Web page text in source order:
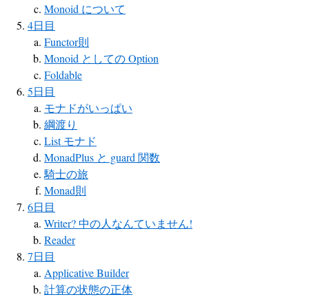
Monoid について
4日目
Functor則
Monoid としての Option
Foldable
5日目
モナドがいっぱい
綱渡り
List モナド
MonadPlus と guard 関数
騎士の旅
Monad則
6日目
Writer? 中の人なんていません!
Reader
7日目
Applicative Builder
計算の状態の正体